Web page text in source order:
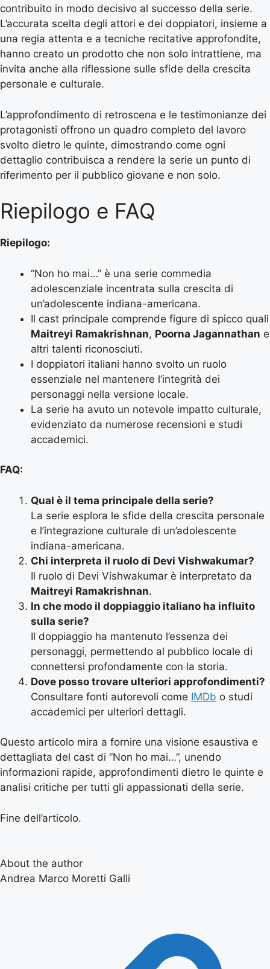
contribuito in modo decisivo al successo della serie.
L’accurata scelta degli attori e dei doppiatori, insieme a
una regia attenta e a tecniche recitative approfondite,
hanno creato un prodotto che non solo intrattiene, ma
invita anche alla riflessione sulle sfide della crescita
personale e culturale.
L’approfondimento di retroscena e le testimonianze dei
protagonisti offrono un quadro completo del lavoro
svolto dietro le quinte, dimostrando come ogni
dettaglio contribuisca a rendere la serie un punto di
riferimento per il pubblico giovane e non solo.
Riepilogo e FAQ
Riepilogo:
“Non ho mai…” è una serie commedia
adolescenziale incentrata sulla crescita di
un’adolescente indiana-americana.
Il cast principale comprende figure di spicco quali
Maitreyi Ramakrishnan, Poorna Jagannathan e
altri talenti riconosciuti.
I doppiatori italiani hanno svolto un ruolo
essenziale nel mantenere l’integrità dei
personaggi nella versione locale.
La serie ha avuto un notevole impatto culturale,
evidenziato da numerose recensioni e studi
accademici.
FAQ:
Qual è il tema principale della serie?
La serie esplora le sfide della crescita personale
e l’integrazione culturale di un’adolescente
indiana-americana.
Chi interpreta il ruolo di Devi Vishwakumar?
Il ruolo di Devi Vishwakumar è interpretato da
Maitreyi Ramakrishnan.
In che modo il doppiaggio italiano ha influito
sulla serie?
Il doppiaggio ha mantenuto l’essenza dei
personaggi, permettendo al pubblico locale di
connettersi profondamente con la storia.
Dove posso trovare ulteriori approfondimenti?
Consultare fonti autorevoli come IMDb o studi
accademici per ulteriori dettagli.
Questo articolo mira a fornire una visione esaustiva e
dettagliata del cast di “Non ho mai…”, unendo
informazioni rapide, approfondimenti dietro le quinte e
analisi critiche per tutti gli appassionati della serie.
Fine dell’articolo.
About the author
Andrea Marco Moretti Galli